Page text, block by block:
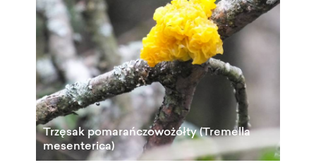
Trzęsak pomarańczowożółty (Tremella
mesenterica)